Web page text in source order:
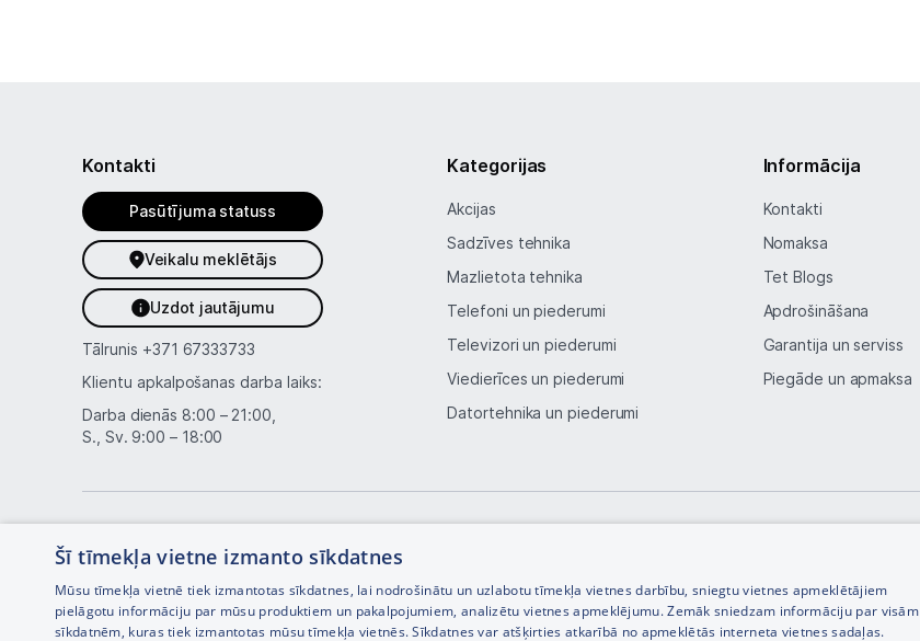
Blogs
Tehnikas izvešana
Uzņēmumiem
Tet pakalpojumi
Kontakti
Pasūtījuma statuss
Veikalu meklētājs
Uzdot jautājumu
Tālrunis +371 67333733
Klientu apkalpošanas darba laiks:
Darba dienās 8:00 – 21:00,
S., Sv. 9:00 – 18:00
Kategorijas
Akcijas
Sadzīves tehnika
Mazlietota tehnika
Telefoni un piederumi
Televizori un piederumi
Viedierīces un piederumi
Datortehnika un piederumi
Informācija
Kontakti
Nomaksa
Tet Blogs
Apdrošināšana
Garantija un serviss
Piegāde un apmaksa
Šī tīmekļa vietne izmanto sīkdatnes
Mūsu tīmekļa vietnē tiek izmantotas sīkdatnes, lai nodrošinātu un uzlabotu tīmekļa vietnes darbību, sniegtu vietnes apmeklētājiem
pielāgotu informāciju par mūsu produktiem un pakalpojumiem, analizētu vietnes apmeklējumu. Zemāk sniedzam informāciju par visām
sīkdatnēm, kuras tiek izmantotas mūsu tīmekļa vietnēs. Sīkdatnes var atšķirties atkarībā no apmeklētās interneta vietnes sadaļas.